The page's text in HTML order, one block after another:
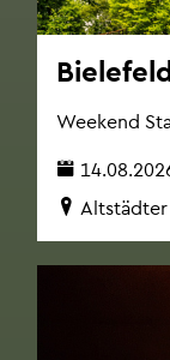
Wee­kend